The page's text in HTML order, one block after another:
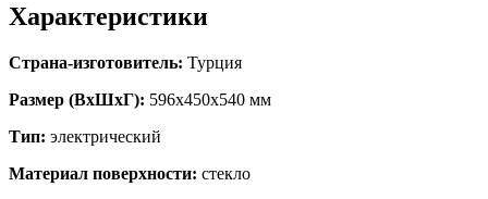
Характеристики
Страна-изготовитель: Турция
Размер (ВхШхГ): 596х450х540 мм
Тип: электрический
Материал поверхности: стекло